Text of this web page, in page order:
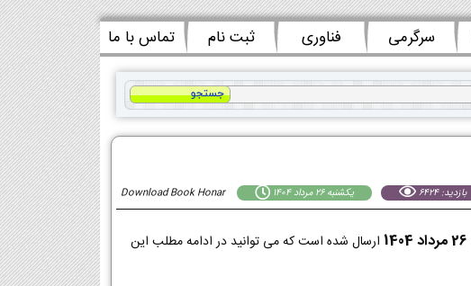
سرگرمی فناوری ثبت نام تماس با ما
Download Book Honar يكشنبه 26 مرداد 1404 بازدید: 6424
ارسال شده است که می توانید در ادامه مطلب این